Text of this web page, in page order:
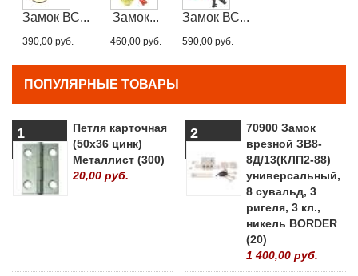
Замок ВС...
390,00 руб.
Замок...
460,00 руб.
Замок ВС...
590,00 руб.
ПОПУЛЯРНЫЕ ТОВАРЫ
1
Петля карточная
(50х36 цинк)
Металлист (300)
20,00 руб.
2
70900 Замок
врезной ЗВ8-
8Д/13(КЛП2-88)
универсальный,
8 сувальд, 3
ригеля, 3 кл.,
никель BORDER
(20)
1 400,00 руб.